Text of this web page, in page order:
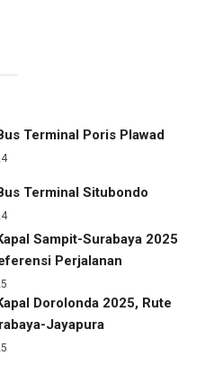
Terminal Poris Plawad
Terminal Situbondo
Sampit-Surabaya 2025
Perjalanan
Dorolonda 2025, Rute
Jayapura